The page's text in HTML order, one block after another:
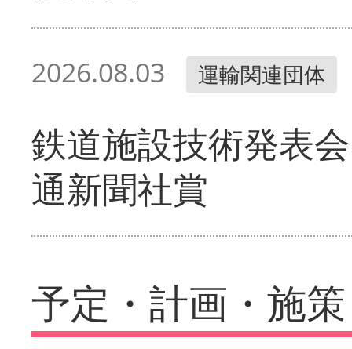
2026.08.03 運輸関連団体
鉄道施設技術発表
通新聞社賞
予定・計画・施策